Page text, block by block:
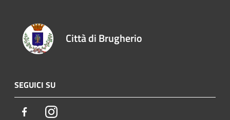
Città di Brugherio
SEGUICI SU
FacebookInstagram